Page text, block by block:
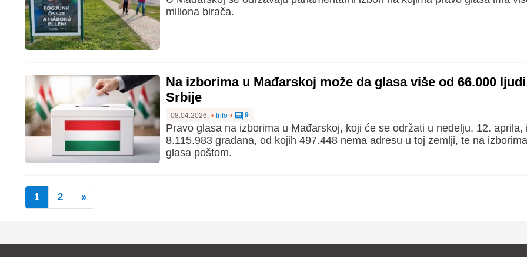
miliona birača.
Na izborima u Mađarskoj može da glasa više od 66.000
Srbije
08.04.2026. • Info • 9
Pravo glasa na izborima u Mađarskoj, koji će se održati u nedelju, 12. aprila,
8.115.983 građana, od kojih 497.448 nema adresu u toj zemlji, te na
glasa poštom.
1 2 »